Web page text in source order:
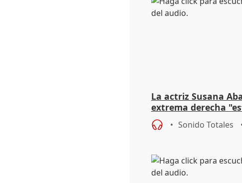
La actriz Susana
extrema derecha
homofobia"
Sonido Totales